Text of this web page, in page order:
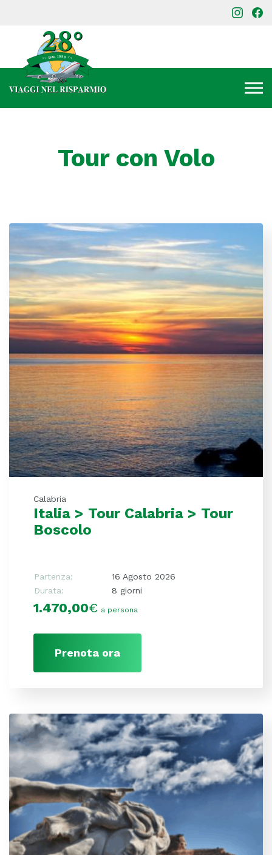
Tour con Volo
Calabria
Italia > Tour Calabria > Tour
Boscolo
Partenza:
16 Agosto 2026
Durata:
8 giorni
1.470,00€ a persona
Prenota ora